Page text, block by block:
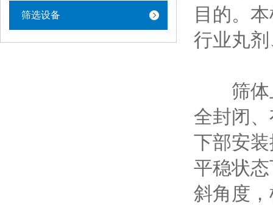
筛选设备
目的。
行业丸
筛体上
全封闭
下部安
平稳状
斜角度